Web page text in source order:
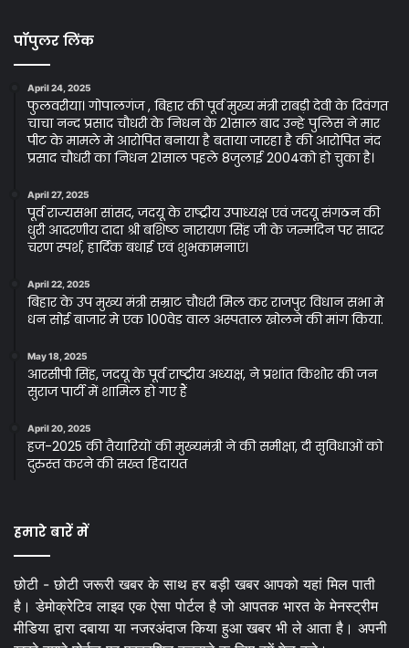
पॉपुलर लिंक
April 24, 2025
फुलवरीया। गोपालगंज , बिहार की पूर्व मुख्य मंत्री राबड़ी देवी के दिवंगत
चाचा नन्द प्रसाद चौधरी के निधन के 21साल बाद उन्हे पुलिस ने मार
पीट के मामले मे आरोपित बनाया है बताया जारहा है की आरोपित नंद
प्रसाद चौधरी का निधन 21साल पहले 8जुलाई 2004को हो चुका है।
April 27, 2025
पूर्व राज्यसभा सांसद, जदयू के राष्ट्रीय उपाध्यक्ष एवं जदयू संगठन की
धुरी आदरणीय दादा श्री बशिष्ठ नारायण सिंह जी के जन्मदिन पर सादर
चरण स्पर्श, हार्दिक बधाई एवं शुभकामनाएं।
April 22, 2025
बिहार के उप मुख्य मंत्री सम्राट चौधरी मिल कर राजपुर विधान सभा मे
धन सोई बाजार मे एक 100वेड वाल अस्पताल खोलने की मांग किया.
May 18, 2025
आरसीपी सिंह, जदयू के पूर्व राष्ट्रीय अध्यक्ष, ने प्रशांत किशोर की जन
सुराज पार्टी में शामिल हो गए हैं
April 20, 2025
हज-2025 की तैयारियों की मुख्यमंत्री ने की समीक्षा, दी सुविधाओं को
दुरुस्त करने की सख्त हिदायत
हमारे बारें में
छोटी - छोटी जरूरी खबर के साथ हर बड़ी खबर आपको यहां मिल पाती
है। डेमोक्रेटिव लाइव एक ऐसा पोर्टल है जो आपतक भारत के मेनस्ट्रीम
मीडिया द्वारा दबाया या नजरअंदाज किया हुआ खबर भी ले आता है। अपनी